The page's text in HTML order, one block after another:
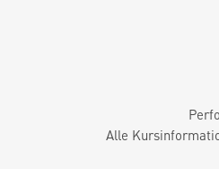
Alle